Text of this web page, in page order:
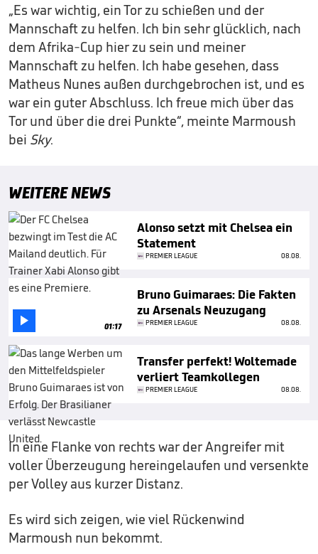
„Es war wichtig, ein Tor zu schießen und der
Mannschaft zu helfen. Ich bin sehr glücklich, nach
dem Afrika-Cup hier zu sein und meiner
Mannschaft zu helfen. Ich habe gesehen, dass
Matheus Nunes außen durchgebrochen ist, und es
war ein guter Abschluss. Ich freue mich über das
Tor und über die drei Punkte“, meinte Marmoush
bei Sky.
WEITERE NEWS
Alonso setzt mit Chelsea ein
Statement
PREMIER LEAGUE 08.08.
 01:17
Bruno Guimaraes: Die Fakten
zu Arsenals Neuzugang
PREMIER LEAGUE 08.08.
Transfer perfekt! Woltemade
verliert Teamkollegen
PREMIER LEAGUE 08.08.
In eine Flanke von rechts war der Angreifer mit
voller Überzeugung hereingelaufen und versenkte
per Volley aus kurzer Distanz.
Es wird sich zeigen, wie viel Rückenwind
Marmoush nun bekommt.